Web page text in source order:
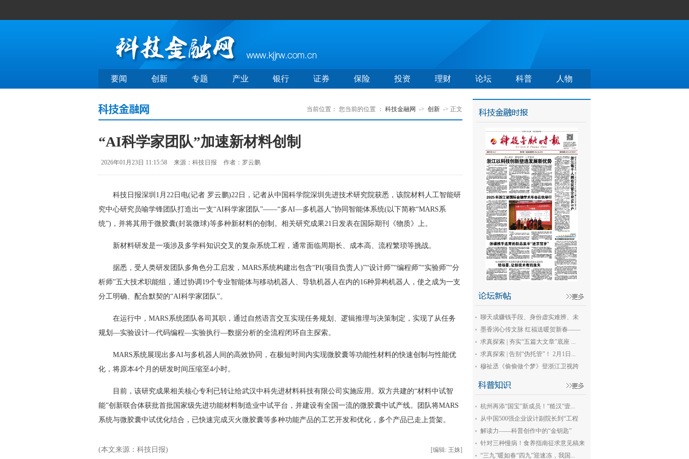
要闻 创新 专题 产业 银行 证券 保险 投资 理财 论坛 科普 人物
当前位置： 您当前的位置 ： 科技金融网 -> 创新 -> 正文
“AI科学家团队”加速新材料创制
2026年01月23日 11:15:58 来源：科技日报 作者：罗云鹏
科技日报深圳1月22日电(记者 罗云鹏)22日，记者从中国科学院深圳先进技术研究院获悉，该院材料人工智能研
究中心研究员喻学锋团队打造出一支“AI科学家团队”——“多AI—多机器人”协同智能体系统(以下简称“MARS系
统”)，并将其用于微胶囊(封装微球)等多种新材料的创制。相关研究成果21日发表在国际期刊《物质》上。
新材料研发是一项涉及多学科知识交叉的复杂系统工程，通常面临周期长、成本高、流程繁琐等挑战。
据悉，受人类研发团队多角色分工启发，MARS系统构建出包含“PI(项目负责人)”“设计师”“编程师”“实验师”“分
析师”五大技术职能组，通过协调19个专业智能体与移动机器人、导轨机器人在内的16种异构机器人，使之成为一支
分工明确、配合默契的“AI科学家团队”。
在运行中，MARS系统团队各司其职，通过自然语言交互实现任务规划、逻辑推理与决策制定，实现了从任务
规划—实验设计—代码编程—实验执行—数据分析的全流程闭环自主探索。
MARS系统展现出多AI与多机器人间的高效协同，在极短时间内实现微胶囊等功能性材料的快速创制与性能优
化，将原本4个月的研发时间压缩至4小时。
目前，该研究成果相关核心专利已转让给武汉中科先进材料科技有限公司实施应用。双方共建的“材料中试智
能”创新联合体获批首批国家级先进功能材料制造业中试平台，并建设有全国一流的微胶囊中试产线。团队将MARS
系统与微胶囊中试优化结合，已快速完成灭火微胶囊等多种功能产品的工艺开发和优化，多个产品已走上货架。
[编辑: 王姝]
(本文来源：科技日报)
聊天成赚钱手段、身份虚实难辨、未
成...
墨香润心传文脉 红福送暖贺新春——
杭...
求真探索 | 夯实“五篇大文章”底座 ...
求真探索 | 告别“伪托管”！ 2月1日...
穆祉丞《偷偷做个梦》登浙江卫视跨
杭州再添“国宝”新成员！“糙汉”壹...
从中国500强企业设计副院长到“工程
科...
解读力——科普创作中的“金钥匙”
针对三种慢病！食养指南征求意见稿来
了
“三九”暖如春“四九”迎速冻，我国...